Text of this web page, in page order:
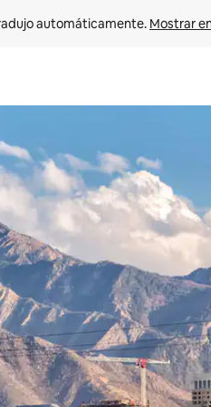
automáticamente. Mostrar
de las flechas hacia arriba y